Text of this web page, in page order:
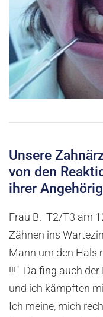
Unsere
von den
ihrer
Frau B. T2/T3 am
Zähnen ins
Mann um den Hals
!!!" Da fing auch
und ich kämpften
Ich meine, mich